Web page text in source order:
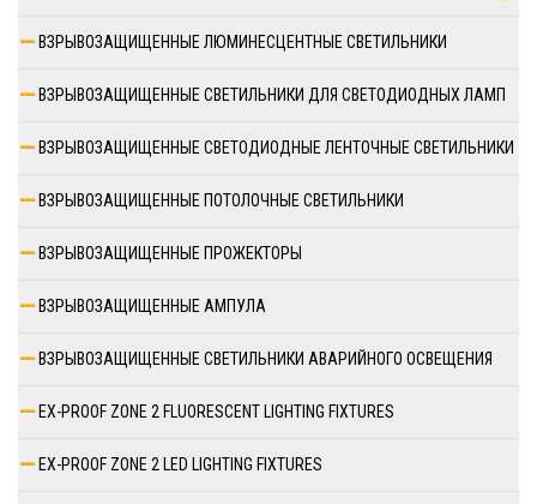
ВЗРЫВОЗАЩИЩЕННЫЕ ЛЮМИНЕСЦЕНТНЫЕ СВЕТИЛЬНИКИ
ВЗРЫВОЗАЩИЩЕННЫЕ СВЕТИЛЬНИКИ ДЛЯ СВЕТОДИОДНЫХ ЛАМП
ВЗРЫВОЗАЩИЩЕННЫЕ СВЕТОДИОДНЫЕ ЛЕНТОЧНЫЕ СВЕТИЛЬНИКИ
ВЗРЫВОЗАЩИЩЕННЫЕ ПОТОЛОЧНЫЕ СВЕТИЛЬНИКИ
ВЗРЫВОЗАЩИЩЕННЫЕ ПРОЖЕКТОРЫ
ВЗРЫВОЗАЩИЩЕННЫЕ АМПУЛА
ВЗРЫВОЗАЩИЩЕННЫЕ СВЕТИЛЬНИКИ АВАРИЙНОГО ОСВЕЩЕНИЯ
EX-PROOF ZONE 2 FLUORESCENT LIGHTING FIXTURES
EX-PROOF ZONE 2 LED LIGHTING FIXTURES